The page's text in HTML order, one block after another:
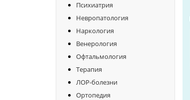
Психиатрия
Невропатология
Наркология
Венерология
Офтальмология
Терапия
ЛОР-болезни
Ортопедия